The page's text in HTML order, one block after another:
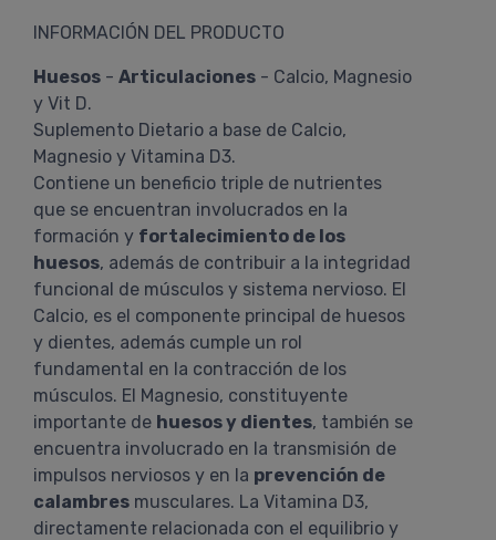
INFORMACIÓN DEL PRODUCTO
Huesos - Articulaciones - Calcio, Magnesio
y Vit D.
Suplemento Dietario a base de Calcio,
Magnesio y Vitamina D3.
Contiene un beneficio triple de nutrientes
que se encuentran involucrados en la
formación y fortalecimiento de los
huesos, además de contribuir a la integridad
funcional de músculos y sistema nervioso. El
Calcio, es el componente principal de huesos
y dientes, además cumple un rol
fundamental en la contracción de los
músculos. El Magnesio, constituyente
importante de huesos y dientes, también se
encuentra involucrado en la transmisión de
impulsos nerviosos y en la prevención de
calambres musculares. La Vitamina D3,
directamente relacionada con el equilibrio y